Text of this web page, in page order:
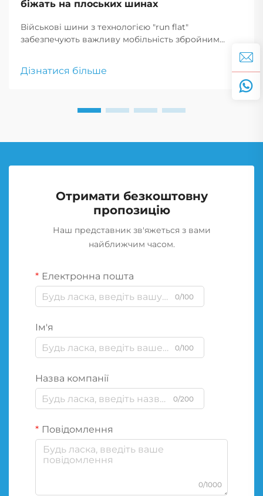
біжать на плоських шинах
Військові шини з технологією "run flat"
забезпечують важливу мобільність збройним
важливим для тактичних маневрів і екстрених
Дізнатися більше
Отримати безкоштовну
пропозицію
Наш представник зв'яжеться з вами
найближчим часом.
Електронна пошта
0/100
Ім'я
0/100
Назва компанії
0/200
Повідомлення
0/1000